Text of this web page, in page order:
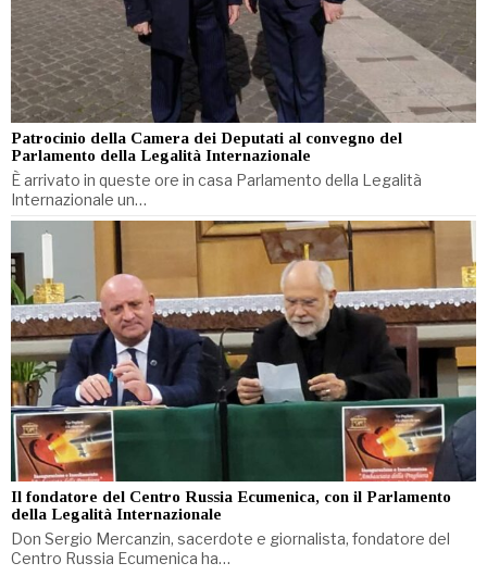
Patrocinio della Camera dei Deputati al convegno del
Parlamento della Legalità Internazionale
È arrivato in queste ore in casa Parlamento della Legalità
Internazionale un…
Il fondatore del Centro Russia Ecumenica, con il Parlamento
della Legalità Internazionale
Don Sergio Mercanzin, sacerdote e giornalista, fondatore del
Centro Russia Ecumenica ha…